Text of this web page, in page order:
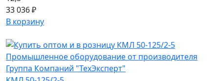
33 036 ₽
В корзину